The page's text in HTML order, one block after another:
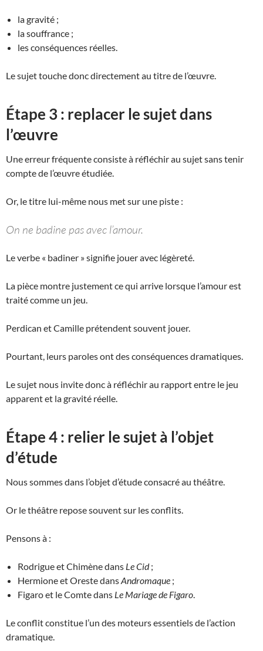
la gravité ;
la souffrance ;
les conséquences réelles.
Le sujet touche donc directement au titre de l’œuvre.
Étape 3 : replacer le sujet dans
l’œuvre
Une erreur fréquente consiste à réfléchir au sujet sans tenir
compte de l’œuvre étudiée.
Or, le titre lui-même nous met sur une piste :
On ne badine pas avec l’amour.
Le verbe « badiner » signifie jouer avec légèreté.
La pièce montre justement ce qui arrive lorsque l’amour est
traité comme un jeu.
Perdican et Camille prétendent souvent jouer.
Pourtant, leurs paroles ont des conséquences dramatiques.
Le sujet nous invite donc à réfléchir au rapport entre le jeu
apparent et la gravité réelle.
Étape 4 : relier le sujet à l’objet
d’étude
Nous sommes dans l’objet d’étude consacré au théâtre.
Or le théâtre repose souvent sur les conflits.
Pensons à :
Rodrigue et Chimène dans Le Cid;
Hermione et Oreste dansAndromaque ;
Figaro et le Comte dans Le Mariage de Figaro.
Le conflit constitue l’un des moteurs essentiels de l’action
dramatique.